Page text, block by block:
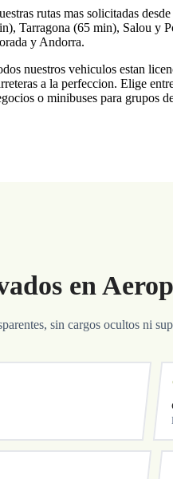
rutas mas solicitadas
Tarragona (65 min), Salou y
y Andorra.
nuestros vehiculos estan
a la perfeccion. Elige
o minibuses para grupos
en
sin cargos ocultos ni